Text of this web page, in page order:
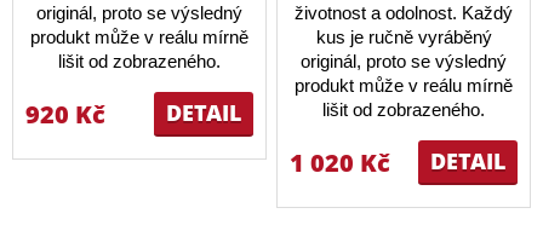
originál, proto se výsledný
produkt může v reálu mírně
lišit od zobrazeného.
DETAIL
920 Kč
životnost a odolnost. Každý
kus je ručně vyráběný
originál, proto se výsledný
produkt může v reálu mírně
lišit od zobrazeného.
DETAIL
1 020 Kč